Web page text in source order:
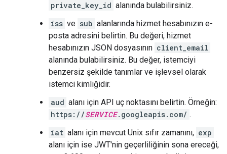
private_key_id alanında bulabilirsiniz.
iss ve sub alanlarında hizmet hesabınızın e-
posta adresini belirtin. Bu değeri, hizmet
hesabınızın JSON dosyasının client_email
alanında bulabilirsiniz. Bu değer, istemciyi
benzersiz şekilde tanımlar ve işlevsel olarak
istemci kimliğidir.
aud alanı için API uç noktasını belirtin. Örneğin:
https://SERVICE.googleapis.com/ .
iat alanı için mevcut Unix sıfır zamanını, exp
alanı için ise JWT'nin geçerliliğinin sona ereceği,